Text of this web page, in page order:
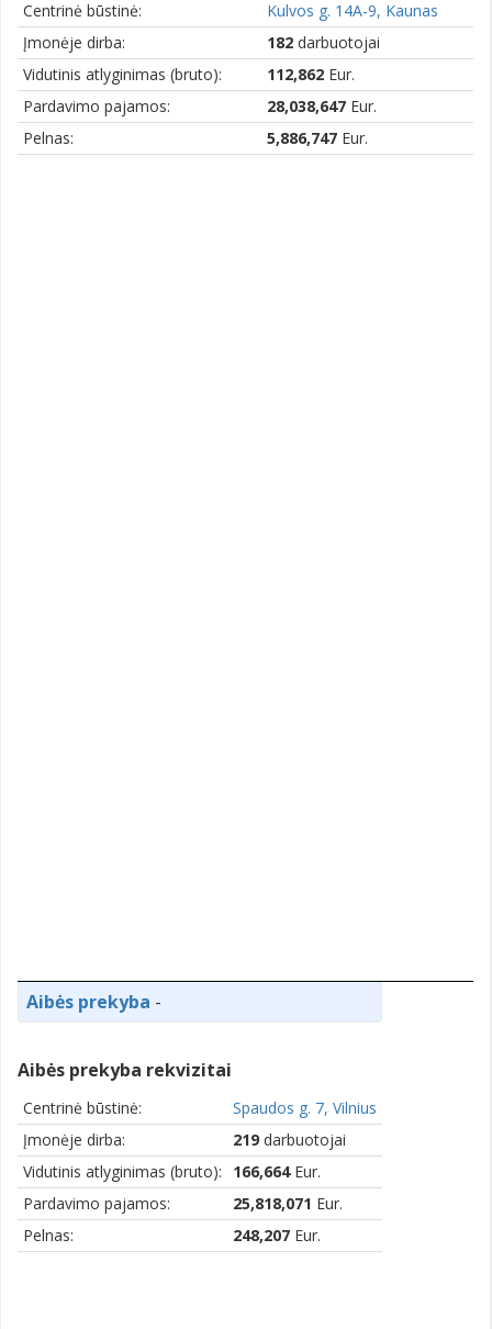
Centrinė būstinė:
Kulvos g. 14A-9, Kaunas
Įmonėje dirba:
182 darbuotojai
Vidutinis atlyginimas (bruto):
112,862 Eur.
Pardavimo pajamos:
28,038,647 Eur.
Pelnas:
5,886,747 Eur.
Aibės prekyba -
Aibės prekyba rekvizitai
Centrinė būstinė:
Spaudos g. 7, Vilnius
Įmonėje dirba:
219 darbuotojai
Vidutinis atlyginimas (bruto):
166,664Eur.
Pardavimo pajamos:
25,818,071 Eur.
Pelnas:
248,207 Eur.